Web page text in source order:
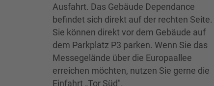
Ausfahrt. Das Gebäude Dependance
befindet sich direkt auf der rechten Seite.
Sie können direkt vor dem Gebäude auf
dem Parkplatz P3 parken. Wenn Sie das
Messegelände über die Europaallee
erreichen möchten, nutzen Sie gerne die
Einfahrt „Tor Süd".